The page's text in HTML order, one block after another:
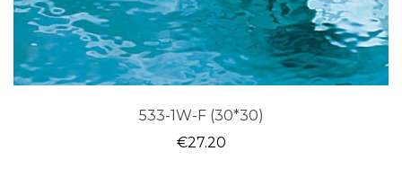
533-1W-F (30*30)
€27.20